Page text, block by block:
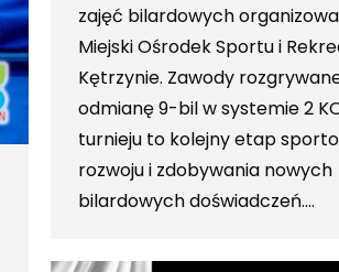
zajęć bilardowych
Miejski Ośrodek Sportu i
Kętrzynie. Zawody
odmianę 9-bil w systemie 2
turnieju to kolejny etap
rozwoju i zdobywania nowych
bilardowych doświadczeń.…